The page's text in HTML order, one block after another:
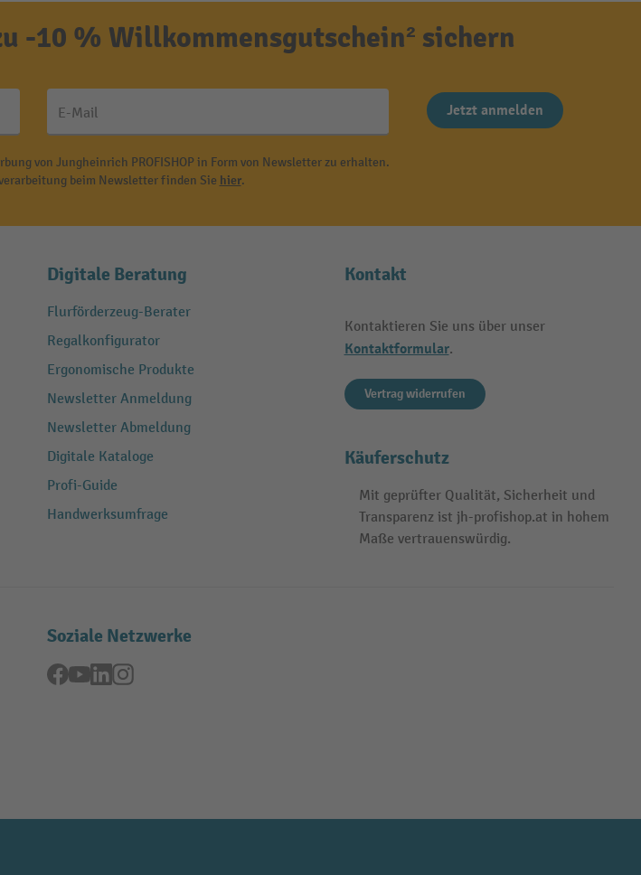
-10 % Willkommensgutschein² sichern
E-Mail Jetzt anmelden
von Jungheinrich PROFISHOP in Form von Newsletter zu erhalten.
beim Newsletter finden Sie hier.
Digitale Beratung
Flurförderzeug-Berater
Regalkonfigurator
Ergonomische Produkte
Newsletter Anmeldung
Newsletter Abmeldung
Digitale Kataloge
Profi-Guide
Handwerksumfrage
Kontakt
Kontaktieren Sie uns über unser
Kontaktformular.
Vertrag widerrufen
Käuferschutz
Mit geprüfter Qualität, Sicherheit und
Transparenz ist jh-profishop.at in hohem
Maße vertrauenswürdig.
Soziale Netzwerke
Facebook
YouTubeLinkedInInstagram